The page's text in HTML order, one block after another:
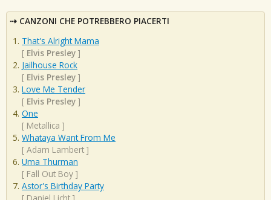
CANZONI CHE POTREBBERO PIACERTI
That's Alright Mama
[ Elvis Presley ]
Jailhouse Rock
[ Elvis Presley ]
Love Me Tender
[ Elvis Presley ]
One
[ Metallica ]
Whataya Want From Me
[ Adam Lambert ]
Uma Thurman
[ Fall Out Boy ]
Astor's Birthday Party